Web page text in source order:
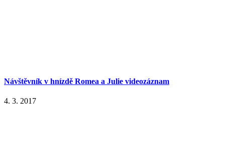
Návštěvník v hnízdě Romea a Julie videozáznam
4. 3. 2017